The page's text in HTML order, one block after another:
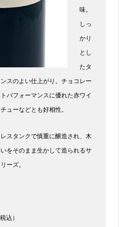
味。
しっ
かり
とし
たタ
スのよい仕上がり。チョコレー
パフォーマンスに優れた赤ワイ
ューなどとも好相性。
スタンクで慎重に醸造され、木
をそのまま生かして造られるサ
ーズ。
込）